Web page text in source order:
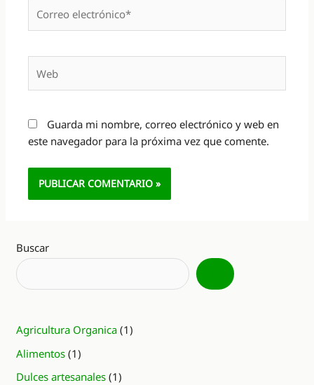
electrónico*
Guarda mi nombre, correo electrónico y web en
este navegador para la próxima vez que comente.
Buscar
Agricultura Organica (1)
Alimentos (1)
Dulces artesanales (1)